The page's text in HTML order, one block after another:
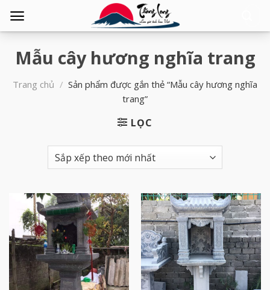
Mẫu cây hương nghĩa trang
Trang chủ / Sản phẩm được gắn thẻ “Mẫu cây hương nghĩa
trang”
LỌC